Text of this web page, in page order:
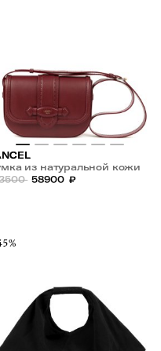
из натуральной кожи
58900 ₽